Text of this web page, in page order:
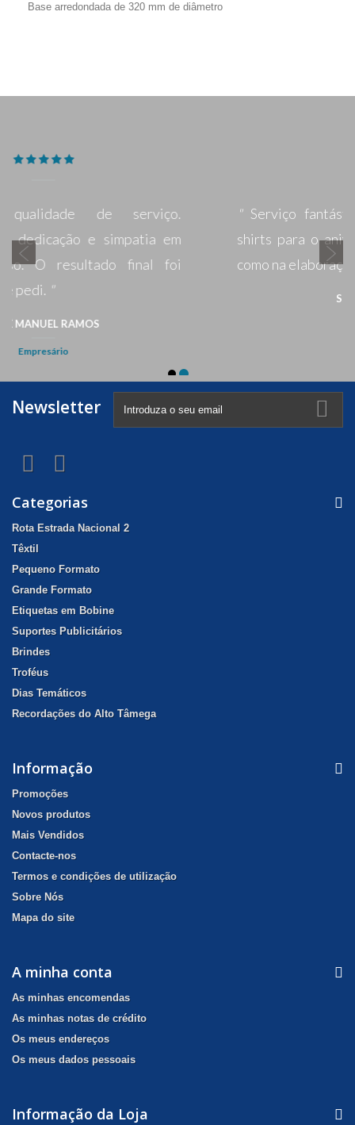
Base arredondada de 320 mm de diâmetro
Newsletter
Categorias
Rota Estrada Nacional 2
Têxtil
Pequeno Formato
Grande Formato
Etiquetas em Bobine
Suportes Publicitários
Brindes
Troféus
Dias Temáticos
Recordações do Alto Tâmega
Informação
Promoções
Novos produtos
Mais Vendidos
Contacte-nos
Termos e condições de utilização
Sobre Nós
Mapa do site
A minha conta
As minhas encomendas
As minhas notas de crédito
Os meus endereços
Os meus dados pessoais
Informação da Loja